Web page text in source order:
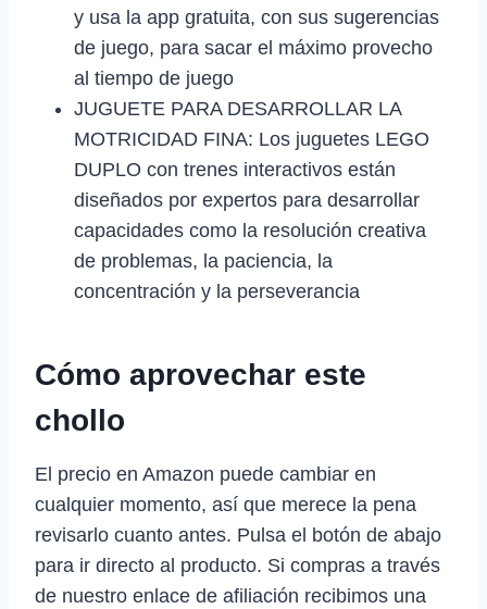
y usa la app gratuita, con sus sugerencias
de juego, para sacar el máximo provecho
al tiempo de juego
JUGUETE PARA DESARROLLAR LA
MOTRICIDAD FINA: Los juguetes LEGO
DUPLO con trenes interactivos están
diseñados por expertos para desarrollar
capacidades como la resolución creativa
de problemas, la paciencia, la
concentración y la perseverancia
Cómo aprovechar este
chollo
El precio en Amazon puede cambiar en
cualquier momento, así que merece la pena
revisarlo cuanto antes. Pulsa el botón de abajo
para ir directo al producto. Si compras a través
de nuestro enlace de afiliación recibimos una